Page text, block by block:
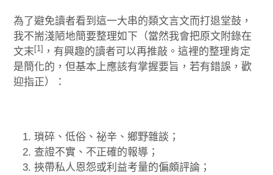
為了避免讀者看到這一大串的類文言文而打退堂鼓，
我不耑淺陋地簡要整理如下（當然我會把原文附錄在
文末[1] ，有興趣的讀者可以再推敲。這裡的整理肯定
是簡化的，但基本上應該有掌握要旨，若有錯誤，歡
迎指正）：
瑣碎、低俗、祕辛、鄉野雜談；
查證不實、不正確的報導；
挾帶私人恩怨或利益考量的偏頗評論；